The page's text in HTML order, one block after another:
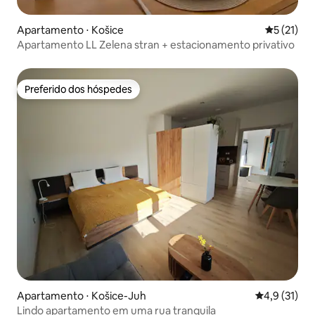
Apartamento ⋅ Košice 5 de uma
5 (21)
Apartamento LL Zelena stran + estacionamento privativo
Preferido dos hóspedes
Preferido dos hóspedes
Apartamento ⋅ Košice-Juh 4,9 de uma
4,9 (31)
Lindo apartamento em uma rua tranquila